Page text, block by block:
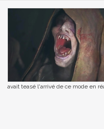
avait teasé l'arrivé de ce mode en